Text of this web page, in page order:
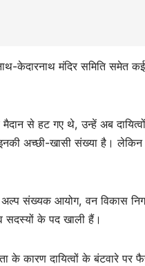
केदारनाथ मंदिर समिति समेत
से हट गए थे, उन्हें अब
अच्छी-खासी संख्या है। लेकिन
अल्प संख्यक आयोग, वन विकास
सदस्यों के पद खाली हैं।
के कारण दायित्वों के बंटवारे पर